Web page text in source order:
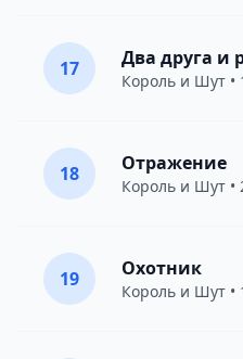
17 Два друга и
Король и Шут •
18 Отражение
Король и Шут •
19 Охотник
Король и Шут •